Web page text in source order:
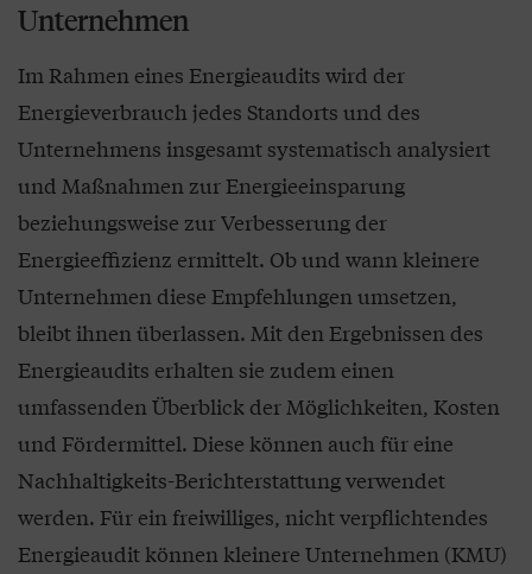
Unternehmen
Im Rahmen eines Energieaudits wird der
Energieverbrauch jedes Standorts und des
Unternehmens insgesamt systematisch analysiert
und Maßnahmen zur Energieeinsparung
beziehungsweise zur Verbesserung der
Energieeffizienz ermittelt. Ob und wann kleinere
Unternehmen diese Empfehlungen umsetzen,
bleibt ihnen überlassen. Mit den Ergebnissen des
Energieaudits erhalten sie zudem einen
umfassenden Überblick der Möglichkeiten, Kosten
und Fördermittel. Diese können auch für eine
Nachhaltigkeits-Berichterstattung verwendet
werden. Für ein freiwilliges, nicht verpflichtendes
Energieaudit können kleinere Unternehmen (KMU)